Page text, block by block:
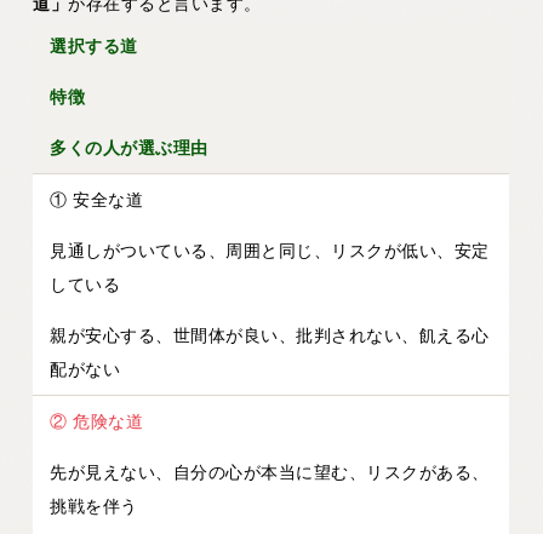
道」が存在すると言います。
選択する道
特徴
多くの人が選ぶ理由
① 安全な道
見通しがついている、周囲と同じ、リスクが低い、安定
している
親が安心する、世間体が良い、批判されない、飢える心
配がない
② 危険な道
先が見えない、自分の心が本当に望む、リスクがある、
挑戦を伴う